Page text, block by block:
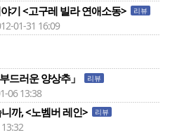
기 <고구레 빌라 연애소동> 리뷰
01-31 16:09
드러운 양상추」 리뷰
06 13:38
까, <노벰버 레인> 리뷰